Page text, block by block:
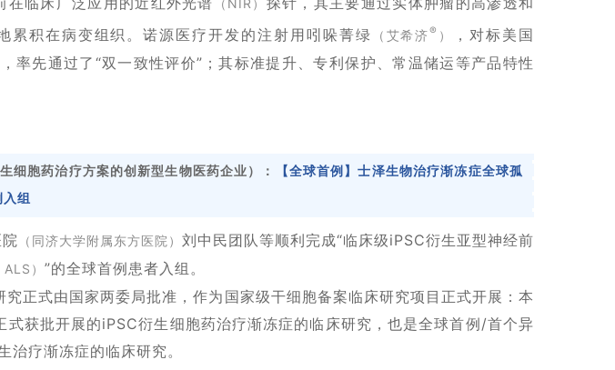
（NIR）
累积在病变组织。诺源医疗开发的注射用吲哚菁绿 （艾希济® ）
，对标美国
率先通过了“双一致性评价”；其标准提升、专利保护、常温储运等产品特性
细胞药治疗方案的创新型生物医药企业）：
【全球首例】士泽生物治疗渐冻症全球孤
入组
（同济大学附属东方医院） 刘中民团队等顺利完成“临床级iPSC衍生亚型神经前
） ”的全球首例患者入组。
正式由国家两委局批准，作为国家级干细胞备案临床研究项目正式开展：本
式获批开展的iPSC衍生细胞药治疗渐冻症的临床研究，也是全球首例/首个异
疗渐冻症的临床研究。